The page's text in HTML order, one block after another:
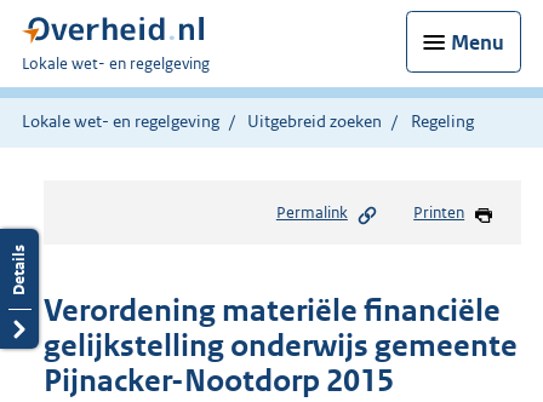
Menu
U
bent
hier:
Lokale wet- en regelgeving
Lokale wet- en regelgeving Uitgebreid zoeken Regeling
Permalink Printen
Verordening materiële financiële
gelijkstelling onderwijs gemeente
Pijnacker-Nootdorp 2015